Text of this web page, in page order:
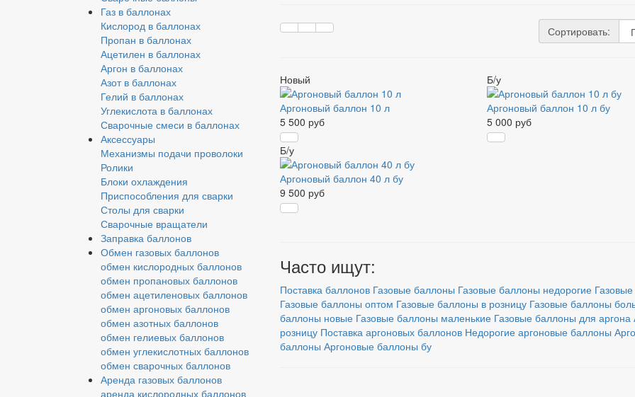
Газ в баллонах
Кислород в баллонах
Пропан в баллонах
Ацетилен в баллонах
Аргон в баллонах
Азот в баллонах
Гелий в баллонах
Углекислота в баллонах
Сварочные смеси в баллонах
Аксессуары
Механизмы подачи проволоки
Ролики
Блоки охлаждения
Приспособления для сварки
Столы для сварки
Сварочные вращатели
Заправка баллонов
Обмен газовых баллонов
обмен кислородных баллонов
обмен пропановых баллонов
обмен ацетиленовых баллонов
обмен аргоновых баллонов
обмен азотных баллонов
обмен гелиевых баллонов
обмен углекислотных баллонов
обмен сварочных баллонов
Аренда газовых баллонов
аренда кислородных баллонов
Сортировать:
Новый
Аргоновый баллон 10 л
5 500 руб
Б/у
Аргоновый баллон 10 л бу
5 000 руб
Б/у
Аргоновый баллон 40 л бу
9 500 руб
Часто ищут:
Поставка баллонов Газовые баллоны Газовые баллоны недорогие
Газовые баллоны оптом Газовые баллоны в розницу Газовые баллоны
баллоны новые Газовые баллоны маленькие Газовые баллоны для аргона
розницу Поставка аргоновых баллонов Недорогие аргоновые баллоны
баллоны Аргоновые баллоны бу